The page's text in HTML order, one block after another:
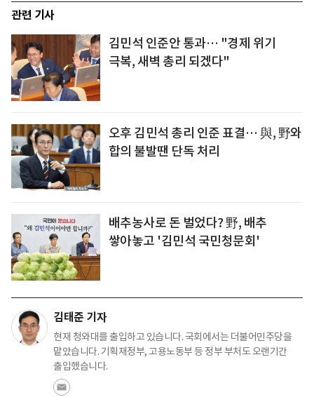
관련 기사
김민석 인준안 통과… "경제 위기
극복, 새벽 총리 되겠다"
오후 김민석 총리 인준 표결… 與, 野와
합의 불발땐 단독 처리
배추농사로 돈 벌었다? 野, 배추
쌓아놓고 '김민석 국민청문회'
김태준 기자
현재 청와대를 출입하고 있습니다. 국회에서는 더불어민주당을
맡았습니다. 기획재정부, 고용노동부 등 정부 부처도 오랜기간
출입했습니다.